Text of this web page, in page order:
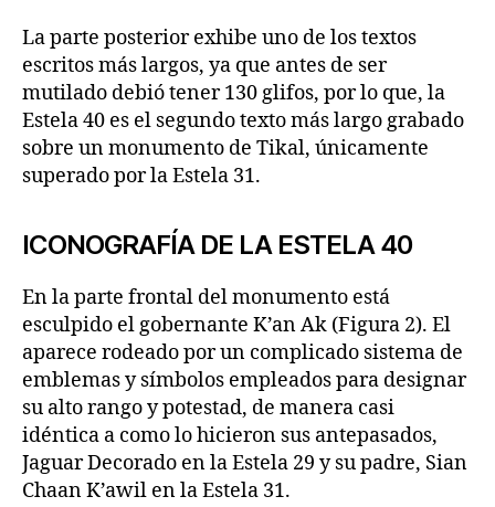
La parte posterior exhibe uno de los textos
escritos más largos, ya que antes de ser
mutilado debió tener 130 glifos, por lo que, la
Estela 40 es el segundo texto más largo grabado
sobre un monumento de Tikal, únicamente
superado por la Estela 31.
ICONOGRAFÍA DE LA ESTELA 40
En la parte frontal del monumento está
esculpido el gobernante K’an Ak (Figura 2). El
aparece rodeado por un complicado sistema de
emblemas y símbolos empleados para designar
su alto rango y potestad, de manera casi
idéntica a como lo hicieron sus antepasados,
Jaguar Decorado en la Estela 29 y su padre, Sian
Chaan K’awil en la Estela 31.